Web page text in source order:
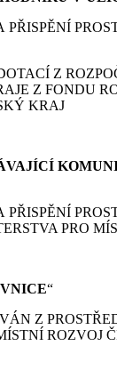
Z
Z FONDU
KRAJ
PRO
“
Z
ROZVOJ